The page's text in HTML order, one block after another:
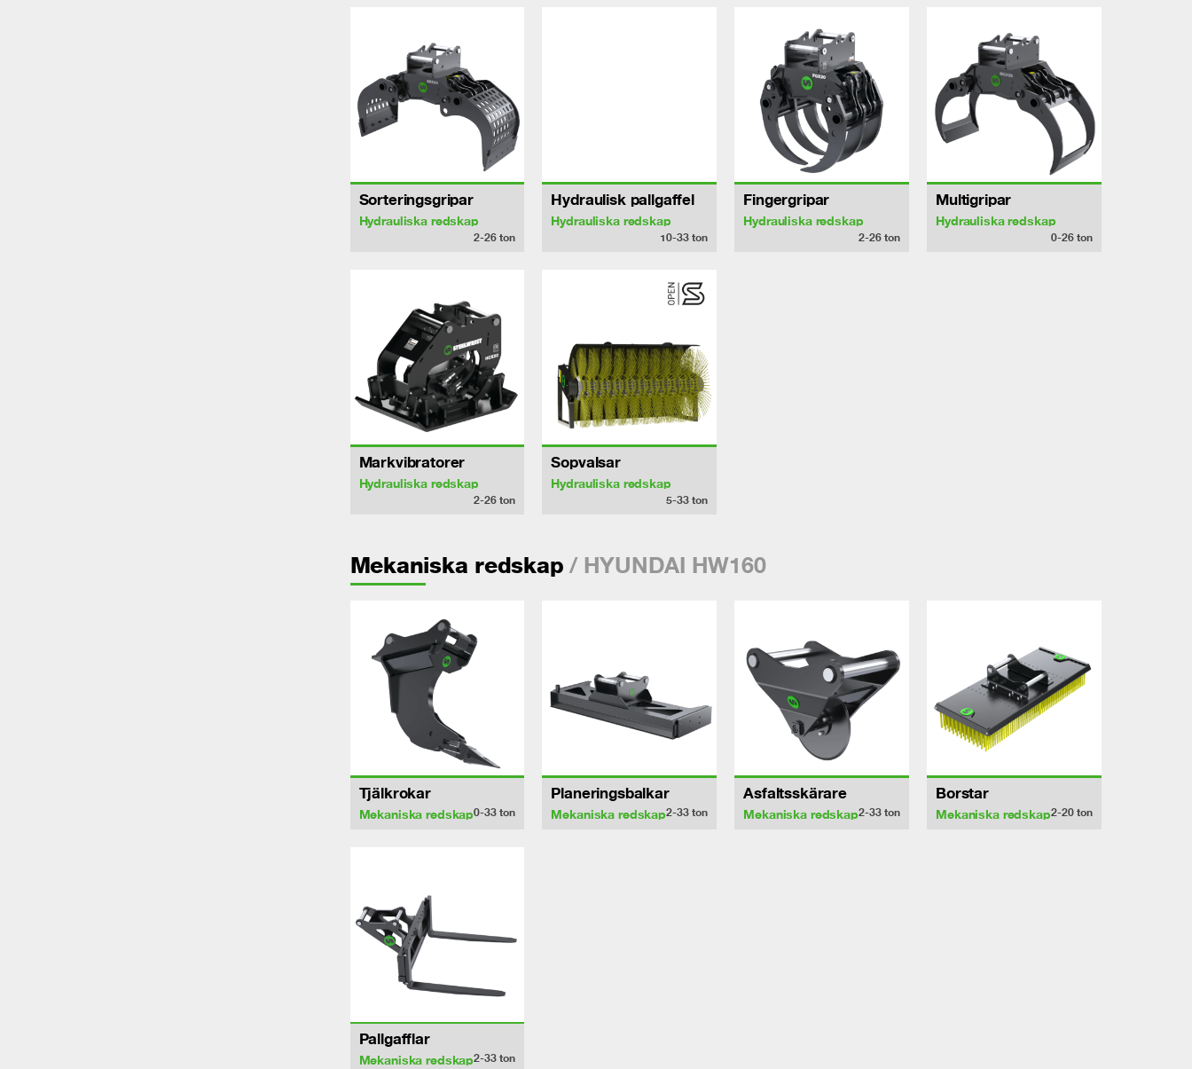
Sorteringsgripar
Hydrauliska redskap
2-26ton
Hydraulisk pallgaffel
Hydrauliska redskap
10-33ton
Fingergripar
Hydrauliska redskap
2-26ton
Multigripar
Hydrauliska redskap
0-26 ton
Markvibratorer
Hydrauliska redskap
2-26ton
Sopvalsar
Hydrauliska redskap
5-33ton
Mekaniska redskap / HYUNDAI HW160
Tjälkrokar
Mekaniska redskap0-33ton
Planeringsbalkar
Mekaniska redskap2-33ton
Asfaltsskärare
Mekaniska redskap2-33ton
Borstar
Mekaniska redskap2-20 ton
Pallgafflar
Mekaniska redskap2-33ton